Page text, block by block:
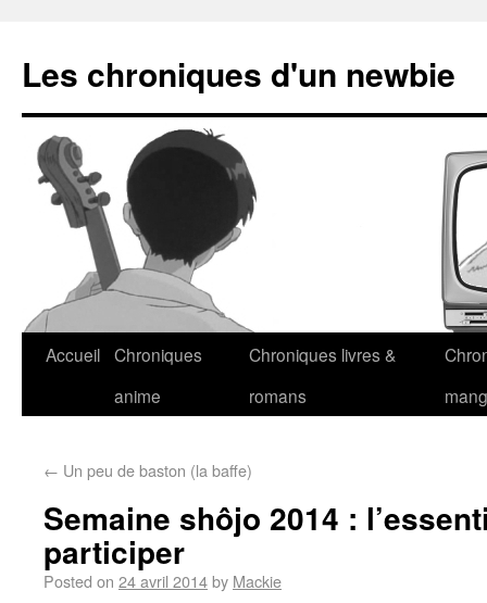
Les chroniques d'un newbie
Accueil Chroniques
anime
Chroniques livres &
romans
← Un peu de baston (la baffe)
Semaine shôjo 2014 :
participer
Posted on 24 avril 2014by Mackie